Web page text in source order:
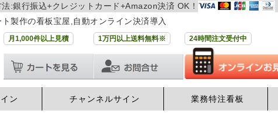
:銀行振込+クレジットカード+Amazon決済 OK！
製作の看板宝屋,自動オンライン決済導入
月1,000件以上見積 1万円以上送料無料※ 24時間注文受付中
ン チャンネルサイン 業務特注看板